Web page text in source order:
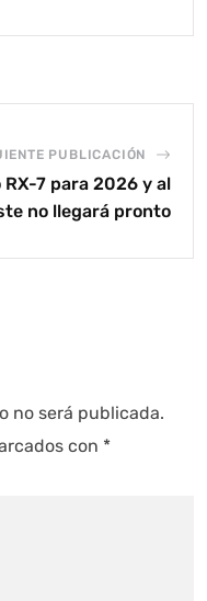
PUBLICACIÓN
7 para 2026 y al
no llegará pronto
no será publicada.
con *